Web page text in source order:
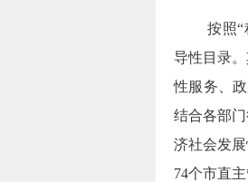
按照“
导性目录
性服务、
结合各部
济社会发
74个市直